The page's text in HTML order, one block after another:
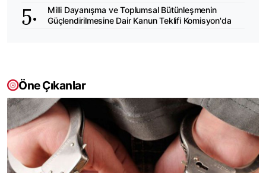
Milli Dayanışma ve Toplumsal Bütünleşmenin
Güçlendirilmesine Dair Kanun Teklifi Komisyon'da
Öne Çıkanlar